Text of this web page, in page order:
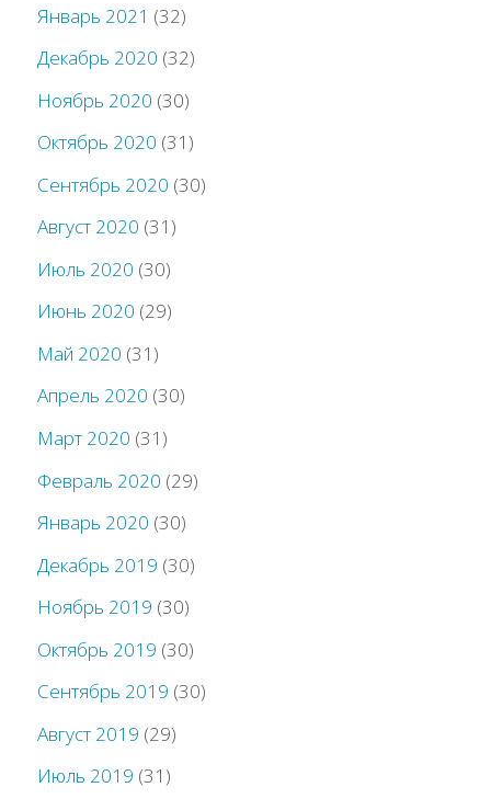
Январь 2021 (32)
Декабрь 2020 (32)
Ноябрь 2020 (30)
Октябрь 2020 (31)
Сентябрь 2020 (30)
Август 2020 (31)
Июль 2020 (30)
Июнь 2020 (29)
Май 2020 (31)
Апрель 2020 (30)
Март 2020 (31)
Февраль 2020 (29)
Январь 2020 (30)
Декабрь 2019 (30)
Ноябрь 2019 (30)
Октябрь 2019 (30)
Сентябрь 2019 (30)
Август 2019 (29)
Июль 2019 (31)